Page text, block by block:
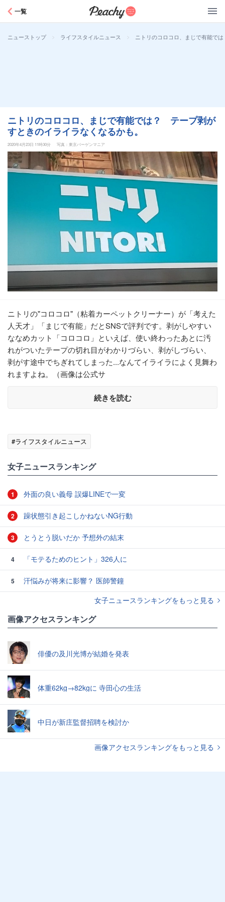
一覧
ニューストップ > ライフスタイルニュース > ニトリのコロコロ、まじで有能で
ニトリのコロコロ、まじで有能では？ テープ剥が
すときのイライラなくなるかも。
2020年4月23日 11時30分 写真：東京バーゲンマニア
ニトリの"コロコロ"（粘着カーペットクリーナー）が「考えた
人天才」「まじで有能」だとSNSで評判です。剥がしやすい
ななめカット「コロコロ」といえば、使い終わったあとに汚
れがついたテープの切れ目がわかりづらい、剥がしづらい、
剥がす途中でちぎれてしまった...なんてイライラによく見舞わ
れますよね。（画像は公式サ
続きを読む
#ライフスタイルニュース
女子ニュースランキング
1 外面の良い義母 誤爆LINEで一変
2 躁状態引き起こしかねないNG行動
3 とうとう脱いだか 予想外の結末
4 「モテるためのヒント」326人に
5
汗悩みが将来に影響？ 医師警鐘
女子ニュースランキングをもっと見る
画像アクセスランキング
俳優の及川光博が結婚を発表
体重62kg→82kgに 寺田心の生活
中日が新庄監督招聘を検討か
画像アクセスランキングをもっと見る